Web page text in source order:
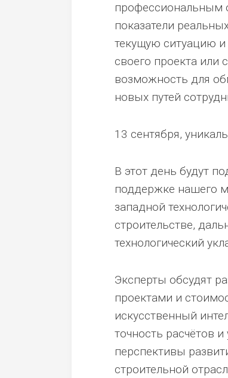
профессиональным
показатели
текущую ситуацию
своего проекта или
возможность для
новых путей
13 сентября,
В этот день будут
поддержке нашего
западной
строительстве,
технологический
Эксперты обсудят
проектами и
искусственный
точность расчётов
перспективы
строительной